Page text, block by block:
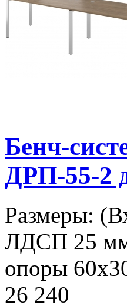
Бенч-
ДРП-55-2
Размеры:
ЛДСП 25
опоры
26 240